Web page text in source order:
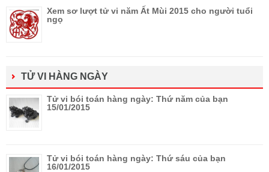
Xem sơ lượt tử vi năm Ất Mùi 2015 cho người tuổi
ngọ
TỬ VI HÀNG NGÀY
Tử vi bói toán hàng ngày: Thứ năm của bạn
15/01/2015
Tử vi bói toán hàng ngày: Thứ sáu của bạn
16/01/2015